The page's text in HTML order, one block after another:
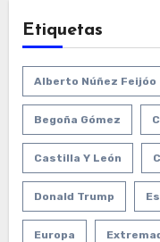
Etiquetas
Alberto Núñez Feijóo
Begoña Gómez
Castilla Y León
Donald Trump
Europa